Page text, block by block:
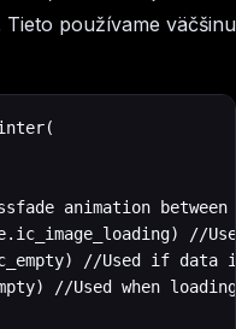
používame väčšinu
animation between
//
//Used if data
//Used when